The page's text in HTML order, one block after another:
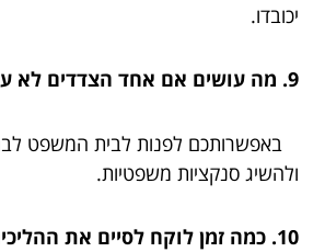
יכובדו.
9. מה עושים אם אחד הצדדים לא עומד בתנאים?
באפשרותכם לפנות לבית המשפט
ולהשיג סנקציות משפטיות.
10. כמה זמן לוקח לסיים את ההליכים?